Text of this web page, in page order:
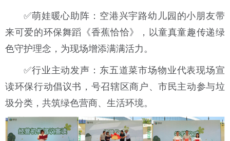
✅萌娃暖心助阵：空港兴宇路幼儿园的小朋友带
来可爱的环保舞蹈《香蕉恰恰》，以童真童趣传递绿
色守护理念，为现场增添满满活力。
✅行业主动发声：东五道菜市场物业代表现场宣
读环保行动倡议书，号召辖区商户、市民主动参与垃
圾分类，共筑绿色营商、生活环境。